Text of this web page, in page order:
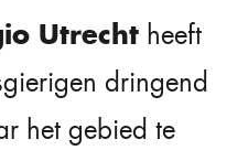
Utrecht heeft
dringend
het gebied te